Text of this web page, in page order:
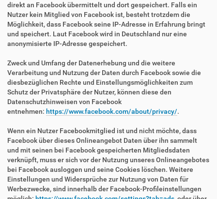
direkt an Facebook übermittelt und dort gespeichert. Falls ein
Nutzer kein Mitglied von Facebook ist, besteht trotzdem die
Möglichkeit, dass Facebook seine IP-Adresse in Erfahrung bringt
und speichert. Laut Facebook wird in Deutschland nur eine
anonymisierte IP-Adresse gespeichert.
Zweck und Umfang der Datenerhebung und die weitere
Verarbeitung und Nutzung der Daten durch Facebook sowie die
diesbezüglichen Rechte und Einstellungsmöglichkeiten zum
Schutz der Privatsphäre der Nutzer, können diese den
Datenschutzhinweisen von Facebook
entnehmen: https://www.facebook.com/about/privacy/.
Wenn ein Nutzer Facebookmitglied ist und nicht möchte, dass
Facebook über dieses Onlineangebot Daten über ihn sammelt
und mit seinen bei Facebook gespeicherten Mitgliedsdaten
verknüpft, muss er sich vor der Nutzung unseres Onlineangebotes
bei Facebook ausloggen und seine Cookies löschen. Weitere
Einstellungen und Widersprüche zur Nutzung von Daten für
Werbezwecke, sind innerhalb der Facebook-Profileinstellungen